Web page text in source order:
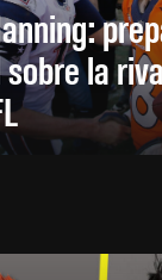
la